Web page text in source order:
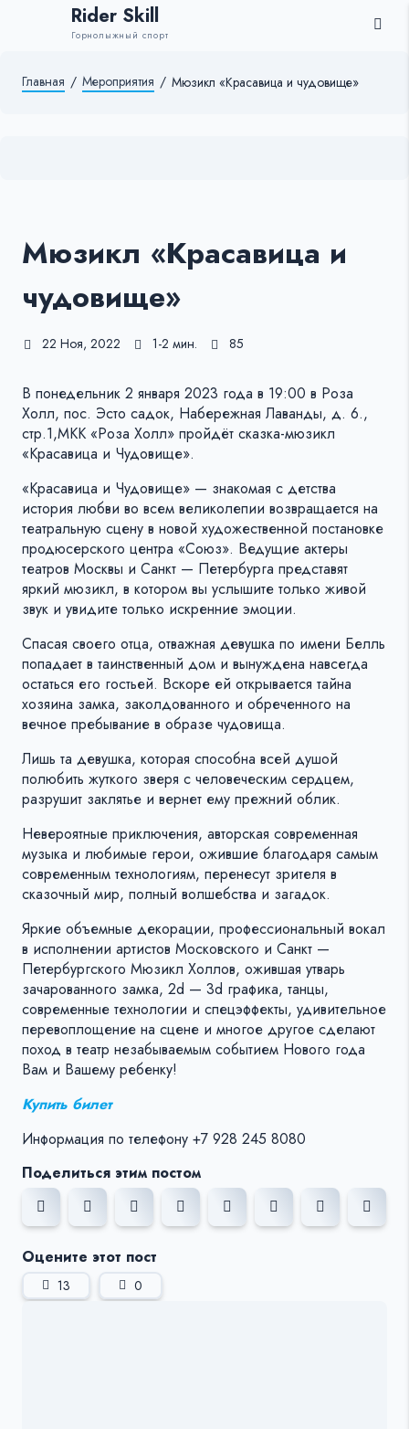
Rider Skill
Горнолыжный спорт
Главная / Мероприятия / Мюзикл «Красавица и чудовище»
Мюзикл «Красавица и
чудовище»
22 Ноя, 2022 1-2 мин. 85
В понедельник 2 января 2023 года в 19:00 в Роза
Холл, пос. Эсто садок, Набережная Лаванды, д. 6.,
стр.1,МКК «Роза Холл» пройдёт сказка-мюзикл
«Красавица и Чудовище».
«Красавица и Чудовище» — знакомая с детства
история любви во всем великолепии возвращается на
театральную сцену в новой художественной постановке
продюсерского центра «Союз». Ведущие актеры
театров Москвы и Санкт — Петербурга представят
яркий мюзикл, в котором вы услышите только живой
звук и увидите только искренние эмоции.
Спасая своего отца, отважная девушка по имени Белль
попадает в таинственный дом и вынуждена навсегда
остаться его гостьей. Вскоре ей открывается тайна
хозяина замка, заколдованного и обреченного на
вечное пребывание в образе чудовища.
Лишь та девушка, которая способна всей душой
полюбить жуткого зверя с человеческим сердцем,
разрушит заклятье и вернет ему прежний облик.
Невероятные приключения, авторская современная
музыка и любимые герои, ожившие благодаря самым
современным технологиям, перенесут зрителя в
сказочный мир, полный волшебства и загадок.
Яркие объемные декорации, профессиональный вокал
в исполнении артистов Московского и Санкт —
Петербургского Мюзикл Холлов, ожившая утварь
зачарованного замка, 2d — 3d графика, танцы,
современные технологии и спецэффекты, удивительное
перевоплощение на сцене и многое другое сделают
поход в театр незабываемым событием Нового года
Вам и Вашему ребенку!
Купить билет
Информация по телефону +7 928 245 8080
Поделиться этим постом
Оцените этот пост
13 0